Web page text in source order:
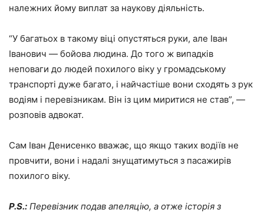
належних йому виплат за наукову діяльність.
“У багатьох в такому віці опустяться руки, але Іван
Іванович — бойова людина. До того ж випадків
неповаги до людей похилого віку у громадському
транспорті дуже багато, і найчастіше вони сходять з рук
водіям і перевізникам. Він із цим миритися не став”, —
розповів адвокат.
Сам Іван Денисенко вважає, що якщо таких водіїв не
провчити, вони і надалі знущатимуться з пасажирів
похилого віку.
P.S.: Перевізник подав апеляцію, а отже історія з